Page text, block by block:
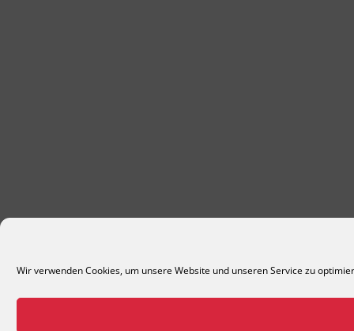
Wir verwenden Cookies, um unsere Website und unseren Service zu